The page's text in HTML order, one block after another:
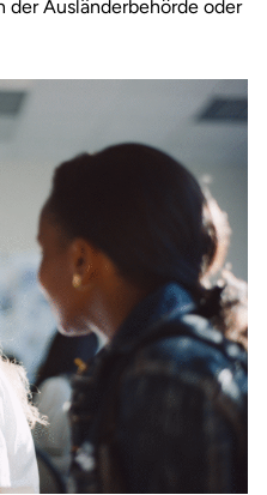
der Ausländerbehörde oder